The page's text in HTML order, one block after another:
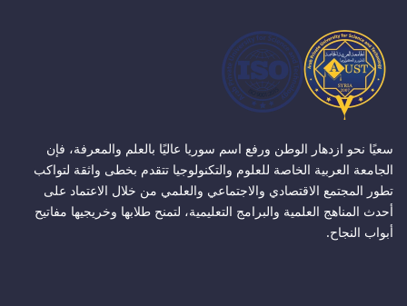
سعيًا نحو ازدهار الوطن ورفع اسم سوريا عاليًا بالعلم والمعرفة، فإن
الجامعة العربية الخاصة للعلوم والتكنولوجيا تتقدم بخطى واثقة لتواكب
تطور المجتمع الاقتصادي والاجتماعي والعلمي من خلال الاعتماد على
أحدث المناهج العلمية والبرامج التعليمية، لتمنح طلابها وخريجيها مفاتيح
أبواب النجاح.